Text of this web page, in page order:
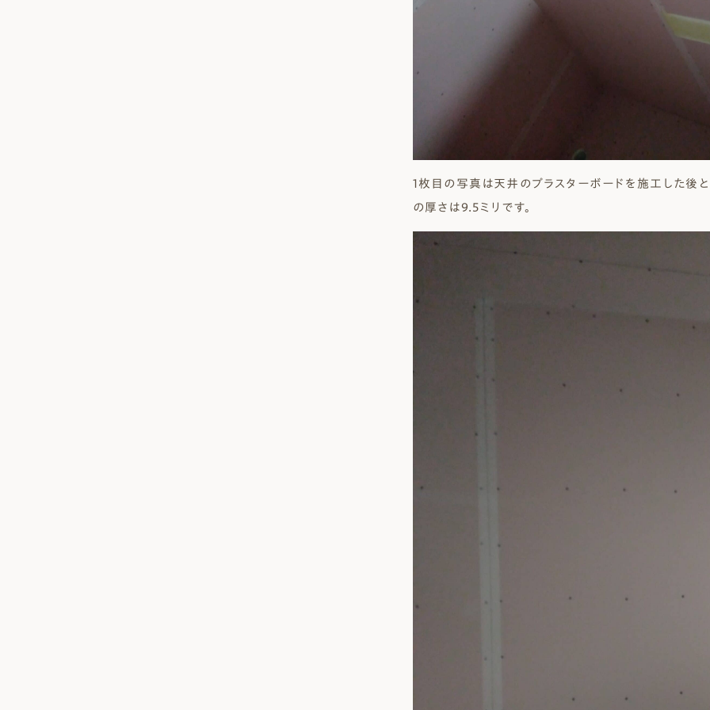
1枚目の写真は天井のプラスターボードを施工した後と
の厚さは9.5ミリです。